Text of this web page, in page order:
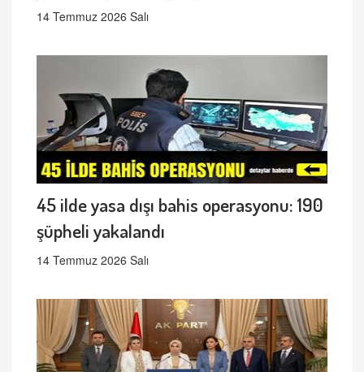
14 Temmuz 2026 Salı
45 ilde yasa dışı bahis operasyonu: 190
şüpheli yakalandı
14 Temmuz 2026 Salı